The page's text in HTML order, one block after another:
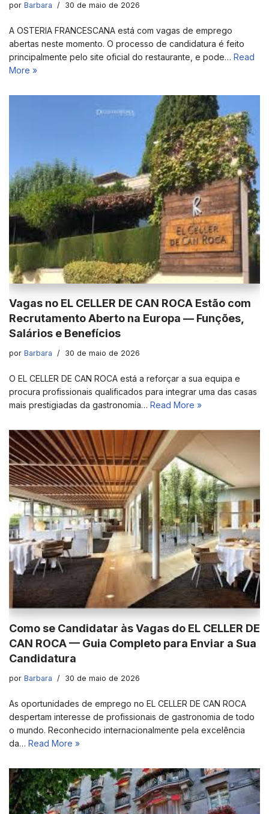
por Barbara 30 de maio de 2026
A OSTERIA FRANCESCANA está com vagas de emprego
abertas neste momento. O processo de candidatura é feito
principalmente pelo site oficial do restaurante, e pode… Read
More »
Vagas no EL CELLER DE CAN ROCA Estão com
Recrutamento Aberto na Europa — Funções,
Salários e Benefícios
por Barbara 30 de maio de 2026
O EL CELLER DE CAN ROCA está a reforçar a sua equipa e
procura profissionais qualificados para integrar uma das casas
mais prestigiadas da gastronomia… Read More »
Como se Candidatar às Vagas do EL CELLER DE
CAN ROCA — Guia Completo para Enviar a Sua
Candidatura
por Barbara 30 de maio de 2026
As oportunidades de emprego no EL CELLER DE CAN ROCA
despertam interesse de profissionais de gastronomia de todo
o mundo. Reconhecido internacionalmente pela excelência
da… Read More »